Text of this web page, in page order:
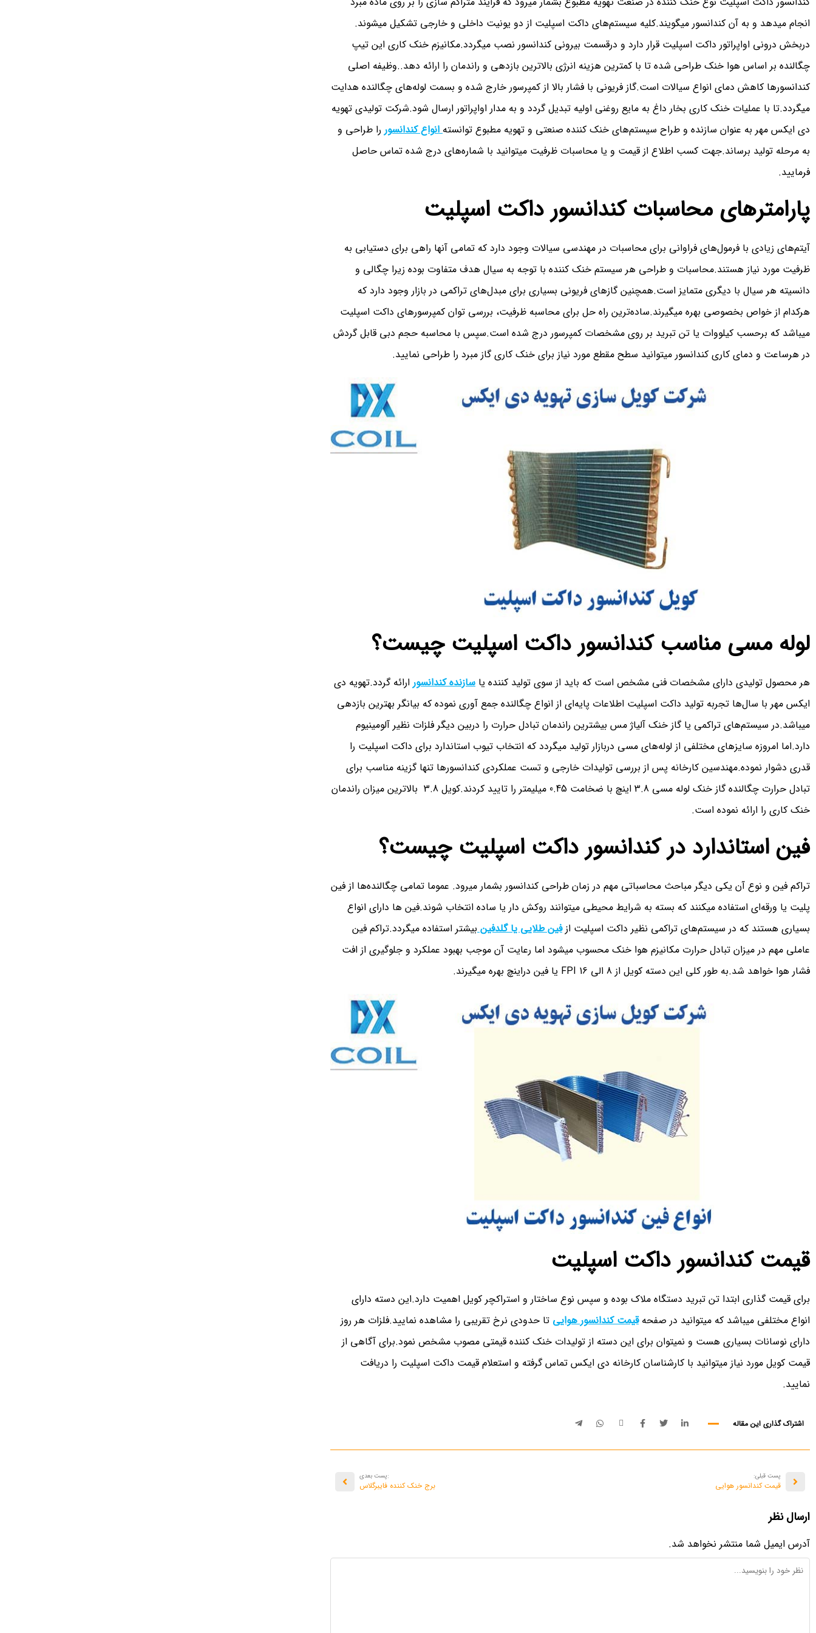
انجام میدهد و به آن کندانسور میگویند.کلیه سیستم‌های داکت اسپلیت از دو یونیت داخلی و خارجی تشکیل میشوند.
دربخش درونی اواپراتور داکت اسپلیت قرار دارد و درقسمت بیرونی کندانسور نصب میگردد.مکانیزم خنک کاری این تیپ
چگالنده بر اساس هوا خنک طراحی شده تا با کمترین هزینه انرژی بالاترین بازدهی و راندمان را ارائه دهد..وظیفه اصلی
کندانسورها کاهش دمای انواع سیالات است.گاز فریونی با فشار بالا از کمپرسور خارج شده و بسمت لوله‌های چگالنده هدایت
میگردد.تا با عملیات خنک کاری بخار داغ به مایع روغنی اولیه تبدیل گردد و به مدار اواپراتور ارسال شود.شرکت تولیدی تهویه
دی ایکس مهر به عنوان سازنده و طراح سیستم‌های خنک کننده صنعتی و تهویه مطبوع توانستهانواع کندانسوررا طراحی و
به مرحله تولید برساند.جهت کسب اطلاع از قیمت و یا محاسبات ظرفیت میتوانید با شماره‌های درج شده تماس حاصل
فرمایید.
پارامترهای محاسبات کندانسور داکت اسپلیت
آیتم‌های زیادی با فرمول‌های فراوانی برای محاسبات در مهندسی سیالات وجود دارد که تمامی آنها راهی برای دستیابی به
ظرفیت مورد نیاز هستند.محاسبات و طراحی هر سیستم خنک کننده با توجه به سیال هدف متفاوت بوده زیرا چگالی و
دانسیته هر سیال با دیگری متمایز است.همچنین گازهای فریونی بسیاری برای مبدل‌های تراکمی در بازار وجود دارد که
هرکدام از خواص بخصوصی بهره میگیرند.ساده‌ترین راه حل برای محاسبه ظرفیت، بررسی توان کمپرسورهای داکت اسپلیت
میباشد که برحسب کیلووات یا تن تبرید بر روی مشخصات کمپرسور درج شده است.سپس با محاسبه حجم دبی قابل گردش
در هرساعت و دمای کاری کندانسور میتوانید سطح مقطع مورد نیاز برای خنک کاری گاز مبرد را طراحی نمایید.
لوله مسی مناسب کندانسور داکت اسپلیت چیست؟
هر محصول تولیدی دارای مشخصات فنی مشخص است که باید از سوی تولید کننده یا سازنده کندانسورارائه گردد.تهویه دی
ایکس مهر با سال‌ها تجربه تولید داکت اسپلیت اطلاعات پایه‌ای از انواع چگالنده جمع آوری نموده که بیانگر بهترین بازدهی
میباشد.در سیستم‌های تراکمی یا گاز خنک آلیاژ مس بیشترین راندمان تبادل حرارت را دربین دیگر فلزات نظیر آلومینیوم
دارد.اما امروزه سایزهای مختلفی از لوله‌های مسی دربازار تولید میگردد که انتخاب تیوب استاندارد برای داکت اسپلیت را
قدری دشوار نموده.مهندسین کارخانه پس از بررسی تولیدات خارجی و تست عملکردی کندانسورها تنها گزینه مناسب برای
تبادل حرارت چگالنده گاز خنک لوله مسی 3.8 اینچ با ضخامت 0.45 میلیمتر را تایید کردند.کویل 3.8 بالاترین میزان راندمان
خنک کاری را ارائه نموده است.
فین استاندارد در کندانسور داکت اسپلیت چیست؟
تراکم فین و نوع آن یکی دیگر مباحث محاسباتی مهم در زمان طراحی کندانسور بشمار میرود. عموما تمامی چگالنده‌ها از فین
پلیت یا ورقه‌ای استفاده میکنند که بسته به شرایط محیطی میتوانند روکش دار یا ساده انتخاب شوند.فین ها دارای انواع
بسیاری هستند که در سیستم‌های تراکمی نظیر داکت اسپلیت ازفین طلایی یا گلدفینبیشتر استفاده میگردد.تراکم فین
عاملی مهم در میزان تبادل حرارت مکانیزم هوا خنک محسوب میشود اما رعایت آن موجب بهبود عملکرد و جلوگیری از افت
فشار هوا خواهد شد.به طور کلی این دسته کویل از 8 الی 16 FPI یا فین دراینچ بهره میگیرند.
قیمت کندانسور داکت اسپلیت
برای قیمت گذاری ابتدا تن تبرید دستگاه ملاک بوده و سپس نوع ساختار و استراکچر کویل اهمیت دارد.این دسته دارای
انواع مختلفی میباشد که میتوانید در صفحهقیمت کندانسور هوایی تا حدودی نرخ تقریبی را مشاهده نمایید.فلزات هر روز
دارای نوسانات بسیاری هست و نمیتوان برای این دسته از تولیدات خنک کننده قیمتی مصوب مشخص نمود.برای آگاهی از
قیمت کویل مورد نیاز میتوانید با کارشناسان کارخانه دی ایکس تماس گرفته و استعلام قیمت داکت اسپلیت را دریافت
نمایید.
اشتراک گذاری این مقاله
پست قبلی:
قیمت کندانسور هوایی
:پست بعدی
برج خنک کننده فایبرگلاس
ارسال نظر
آدرس ایمیل شما منتشر نخواهد شد.